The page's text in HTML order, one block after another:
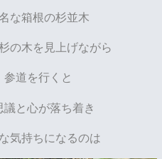
な箱根の杉並木
の木を見上げながら
参道を行くと
議と心が落ち着き
気持ちになるのは